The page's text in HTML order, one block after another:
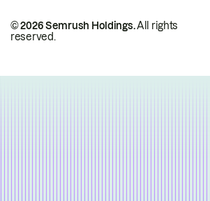
© 2026 Semrush Holdings.All rights
reserved.